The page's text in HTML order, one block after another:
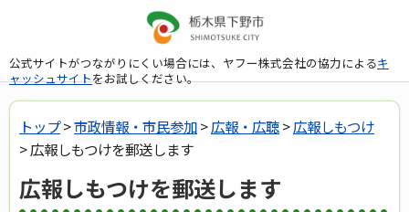
公式サイトがつながりにくい場合には、ヤフー株式会社の協力によるキ
ャッシュサイトをお試しください。
トップ>市政情報・市民参加>広報・広聴>広報しもつけ
> 広報しもつけを郵送します
広報しもつけを郵送します